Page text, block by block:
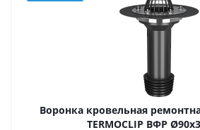
Воронка кровельная
TERMOCLIP ВФР